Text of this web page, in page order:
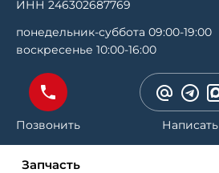
ИНН 246302687769
понедельник-суббота 09:00-19:00
воскресенье 10:00-16:00
Позвонить Написать
Запчасть